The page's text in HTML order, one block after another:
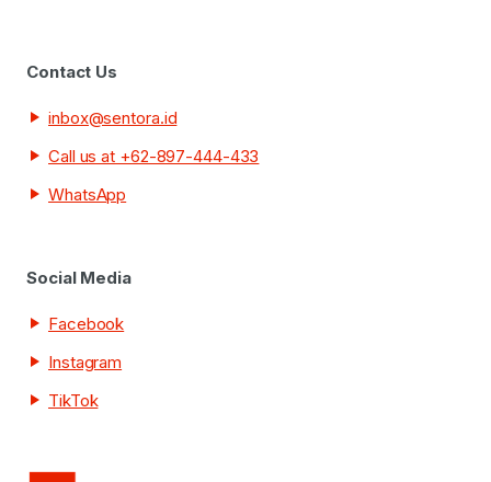
Contact Us
inbox@sentora.id
Call us at +62-897-444-433
WhatsApp
Social Media
Facebook
Instagram
TikTok